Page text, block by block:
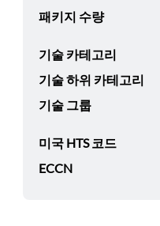
패키지 수량
기술 카테고리
기술 하위 카테고리
기술 그룹
미국 HTS 코드
ECCN